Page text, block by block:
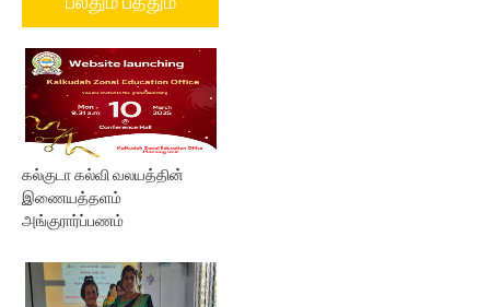
கல்குடா கல்வி வலயத்தின்
இணையத்தளம்
அங்குரார்ப்பணம்